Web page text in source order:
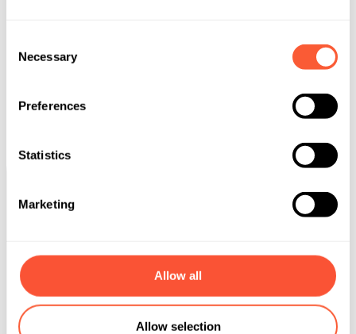
Selection
Necessary
Preferences
Statistics
Marketing
Allow all
Allow selection
personalizzati.
Scarica subito l’app Yuh e registrati
Scarica l'app
Segui Yuh